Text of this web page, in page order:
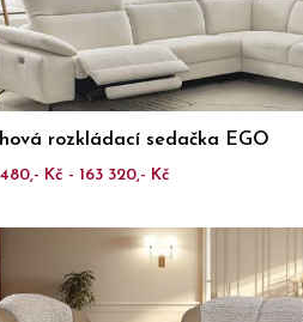
rozkládací sedačka EGO
Kč - 163 320,- Kč